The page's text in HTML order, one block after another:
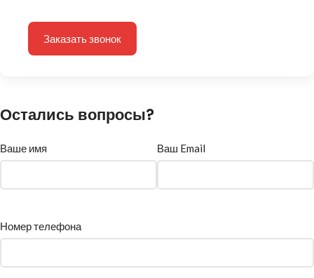
Заказать звонок
Остались вопросы?
Ваше имя Ваш Email
Номер телефона